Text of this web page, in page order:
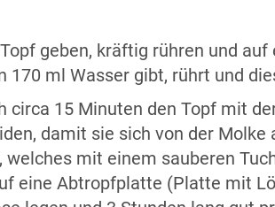
geben, kräftig rühren und
ml Wasser gibt, rührt und
circa 15 Minuten den Topf mit
damit sie sich von der
mit einem sauberen
eine Abtropfplatte (Platte mit